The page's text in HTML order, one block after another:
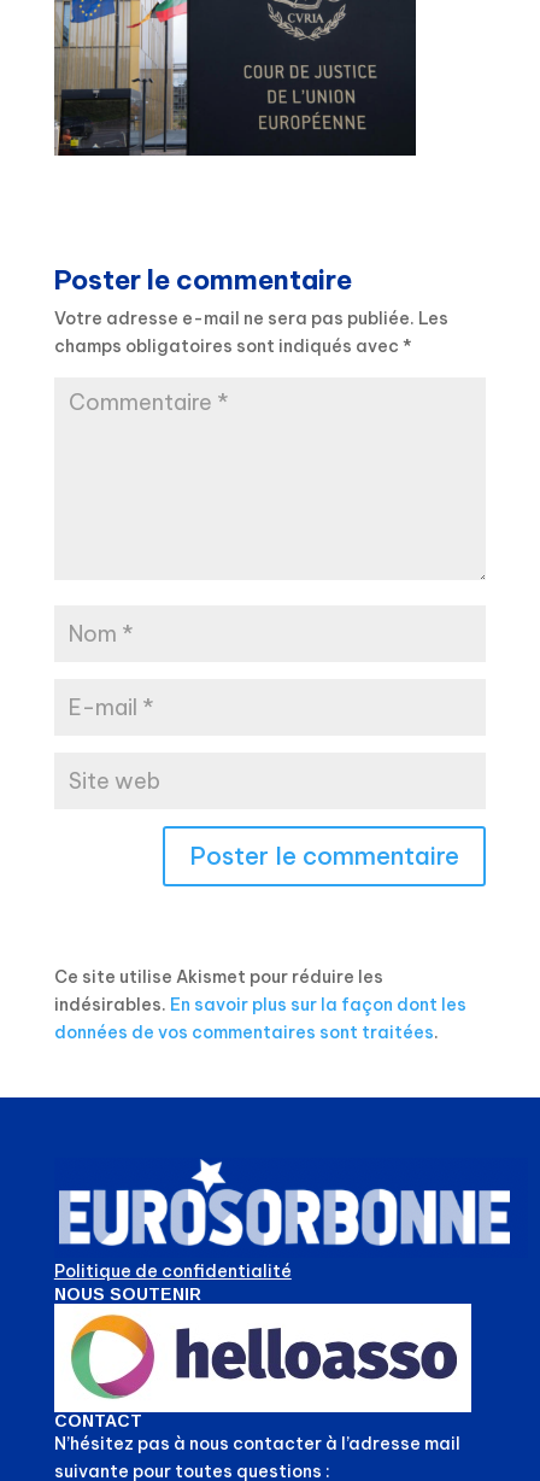
Poster le commentaire
Votre adresse e-mail ne sera pas publiée. Les
champs obligatoires sont indiqués avec *
Ce site utilise Akismet pour réduire les
indésirables. En savoir plus sur la façon dont les
données de vos commentaires sont traitées.
Politique de confidentialité
NOUS SOUTENIR
CONTACT
N’hésitez pas à nous contacter à l’adresse mail
suivante pour toutes questions :